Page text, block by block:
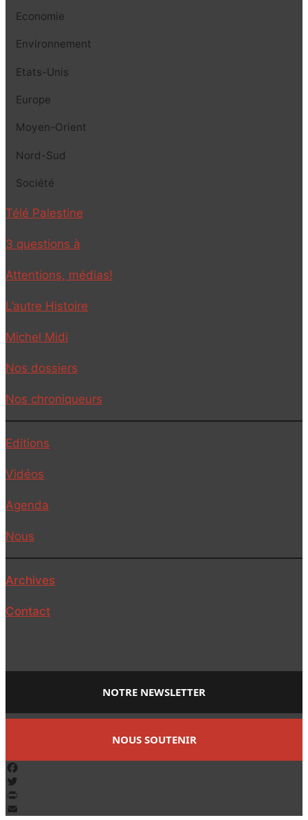
Economie
Environnement
Etats-Unis
Europe
Moyen-Orient
Nord-Sud
Société
Télé Palestine
3 questions à
Attentions, médias!
L’autre Histoire
Michel Midi
Nos dossiers
Nos chroniqueurs
Editions
Vidéos
Agenda
Nous
Archives
Contact
NOTRE NEWSLETTER
NOUS SOUTENIR
Facebook
Twitter
PrintFriendly